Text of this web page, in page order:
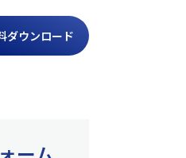
ダウンロード